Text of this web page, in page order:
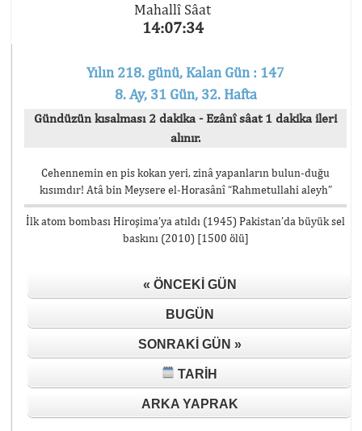
Mahallî Sâat
14:07:34
Yılın 218. günü, Kalan Gün : 147
8. Ay, 31 Gün, 32. Hafta
Gündüzün kısalması 2 dakika - Ezânî sâat 1 dakika ileri
alınır.
Cehennemin en pis kokan yeri, zinâ yapanların bulun-duğu
kısımdır! Atâ bin Meysere el-Horasânî “Rahmetullahi aleyh”
İlk atom bombası Hiroşima’ya atıldı (1945) Pakistan’da büyük sel
baskını (2010) [1500 ölü]
« ÖNCEKI GÜN
BUGÜN
SONRAKI GÜN »
TARIH
ARKA YAPRAK